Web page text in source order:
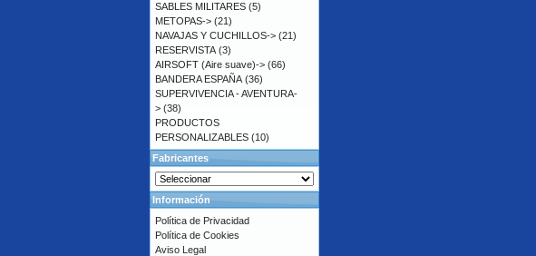
SABLES MILITARES (5)
METOPAS-> (21)
NAVAJAS Y CUCHILLOS-> (21)
RESERVISTA (3)
AIRSOFT (Aire suave)-> (66)
BANDERA ESPAÑA (36)
SUPERVIVENCIA - AVENTURA-
> (38)
PRODUCTOS
PERSONALIZABLES (10)
Fabricantes
Información
Política de Privacidad
Política de Cookies
Aviso Legal